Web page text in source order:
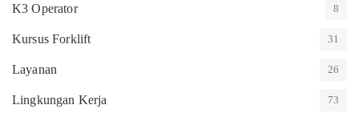
K3 Operator 8
Kursus Forklift 31
Layanan 26
Lingkungan Kerja 73